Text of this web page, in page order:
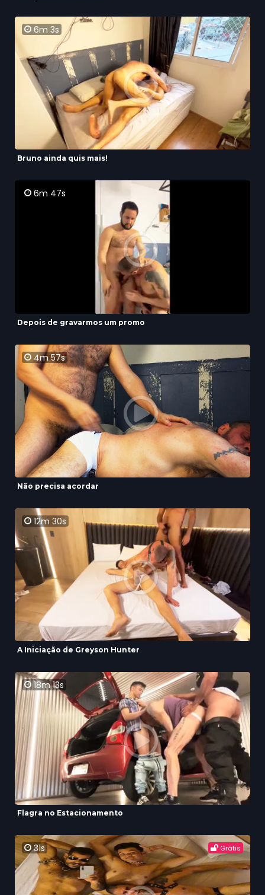
6m 3s
Bruno ainda quis mais!
6m 47s
Depois de gravarmos um promo
4m 57s
Não precisa acordar
12m 30s
A Iniciação de Greyson Hunter
18m 13s
Flagra no Estacionamento
31s Grátis